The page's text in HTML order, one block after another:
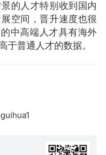
的人才特别收到国内
空间，晋升速度也很
中高端人才具有海外
于普通人才的数据。